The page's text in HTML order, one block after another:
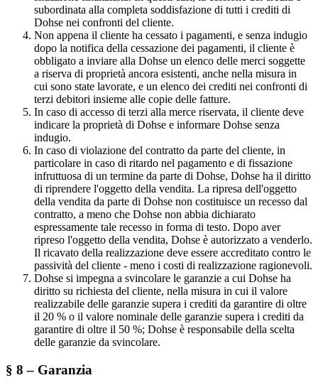
subordinata alla completa soddisfazione di tutti i crediti di
Dohse nei confronti del cliente.
Non appena il cliente ha cessato i pagamenti, e senza indugio
dopo la notifica della cessazione dei pagamenti, il cliente è
obbligato a inviare alla Dohse un elenco delle merci soggette
a riserva di proprietà ancora esistenti, anche nella misura in
cui sono state lavorate, e un elenco dei crediti nei confronti di
terzi debitori insieme alle copie delle fatture.
In caso di accesso di terzi alla merce riservata, il cliente deve
indicare la proprietà di Dohse e informare Dohse senza
indugio.
In caso di violazione del contratto da parte del cliente, in
particolare in caso di ritardo nel pagamento e di fissazione
infruttuosa di un termine da parte di Dohse, Dohse ha il diritto
di riprendere l'oggetto della vendita. La ripresa dell'oggetto
della vendita da parte di Dohse non costituisce un recesso dal
contratto, a meno che Dohse non abbia dichiarato
espressamente tale recesso in forma di testo. Dopo aver
ripreso l'oggetto della vendita, Dohse è autorizzato a venderlo.
Il ricavato della realizzazione deve essere accreditato contro le
passività del cliente - meno i costi di realizzazione ragionevoli.
Dohse si impegna a svincolare le garanzie a cui Dohse ha
diritto su richiesta del cliente, nella misura in cui il valore
realizzabile delle garanzie supera i crediti da garantire di oltre
il 20 % o il valore nominale delle garanzie supera i crediti da
garantire di oltre il 50 %; Dohse è responsabile della scelta
delle garanzie da svincolare.
§ 8 – Garanzia